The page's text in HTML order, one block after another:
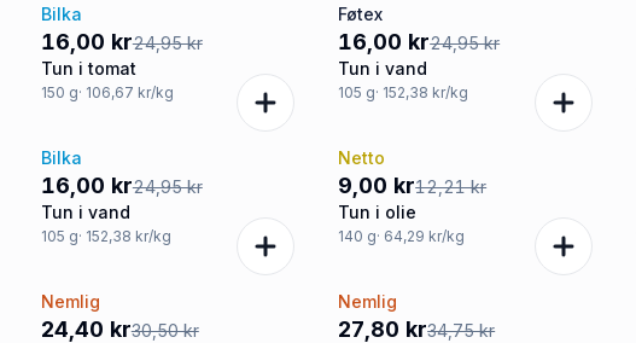
-36%
Bilka
16,00 kr24,95 kr
Tun i tomat
150 g· 106,67 kr/kg
-36%
Føtex
16,00 kr24,95 kr
Tun i vand
105 g· 152,38 kr/kg
-36%
Bilka
16,00 kr24,95 kr
Tun i vand
105 g· 152,38 kr/kg
-26%
Netto
9,00 kr12,21 kr
Tun i olie
140 g· 64,29 kr/kg
-20%
Nemlig
24,40 kr30,50 kr
-20%
Nemlig
27,80 kr34,75 kr